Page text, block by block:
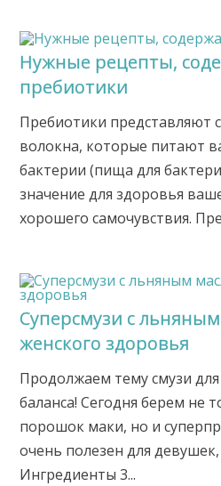
Нужные рецепты,
пребиотики
Пребиотики представляют
волокна, которые питают
бактерии (пища для
значение для здоровья
хорошего самочувствия.
Суперсмузи с
женского здоровья
Продолжаем тему смузи
баланса! Сегодня берем не
порошок маки, но и
очень полезен для
Ингредиенты 3...